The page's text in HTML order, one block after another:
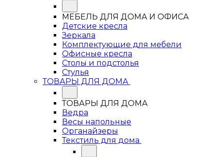
МЕБЕЛЬ ДЛЯ ДОМА И ОФИСА
Детские кресла
Зеркала
Комплектующие для мебели
Офисные кресла
Столы и подстолья
Стулья
ТОВАРЫ ДЛЯ ДОМА
ТОВАРЫ ДЛЯ ДОМА
Ведра
Весы напольные
Органайзеры
Текстиль для дома